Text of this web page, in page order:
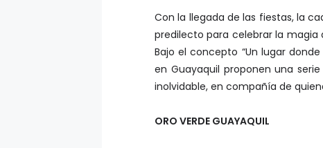
Con la llegada de las fiestas, la
predilecto para celebrar la magia
Bajo el concepto “Un lugar
en Guayaquil proponen una
inolvidable, en compañía de
ORO VERDE GUAYAQUIL